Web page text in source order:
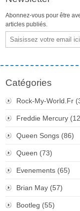
Abonnez-vous pour être
articles publiés.
Email
Catégories
Rock-My-World.fr
Freddie Mercury
Queen Songs (86)
Queen (73)
Evenements (65)
Brian May (57)
Bootleg (55)